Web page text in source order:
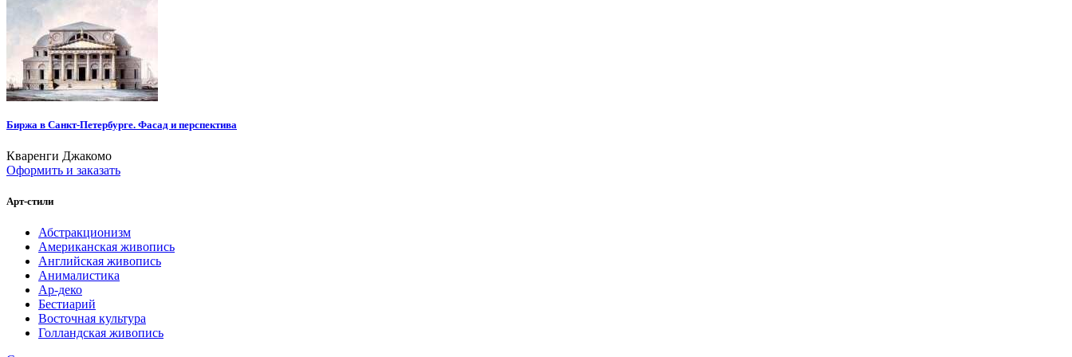
Биржа в Санкт-Петербурге. Фасад и перспектива
Кваренги Джакомо
Оформить и заказать
Арт-стили
Абстракционизм
Американская живопись
Английская живопись
Анималистика
Ар-деко
Бестиарий
Восточная культура
Голландская живопись